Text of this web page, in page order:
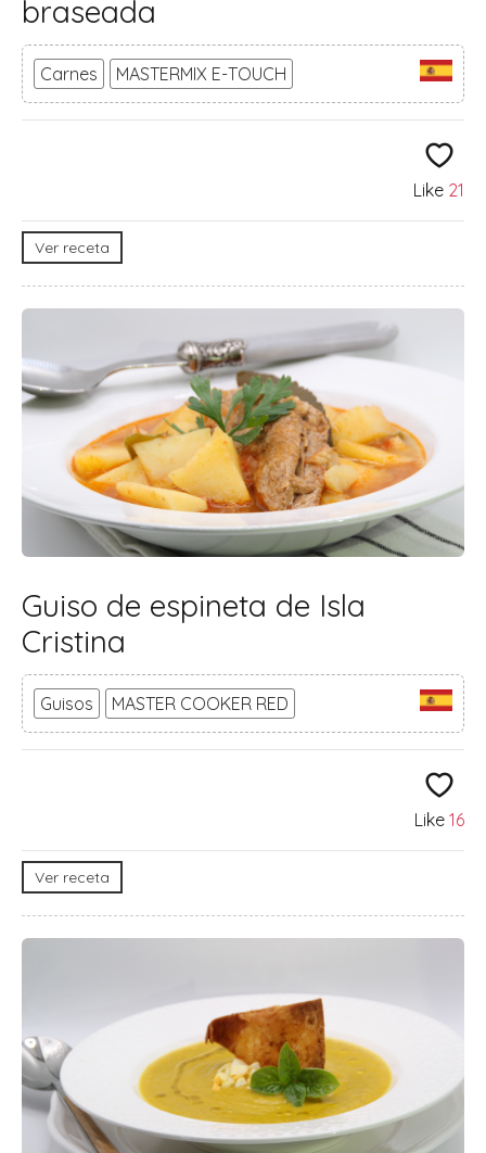
braseada
Carnes MASTERMIX E-TOUCH
Like 21
Ver receta
Guiso de espineta de Isla
Cristina
Guisos MASTER COOKER RED
Like 16
Ver receta